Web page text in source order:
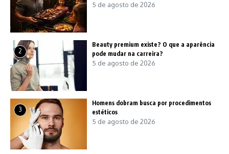
5 de agosto de 2026
2
Beauty premium existe? O que a aparência
pode mudar na carreira?
5 de agosto de 2026
3
Homens dobram busca por procedimentos
estéticos
5 de agosto de 2026